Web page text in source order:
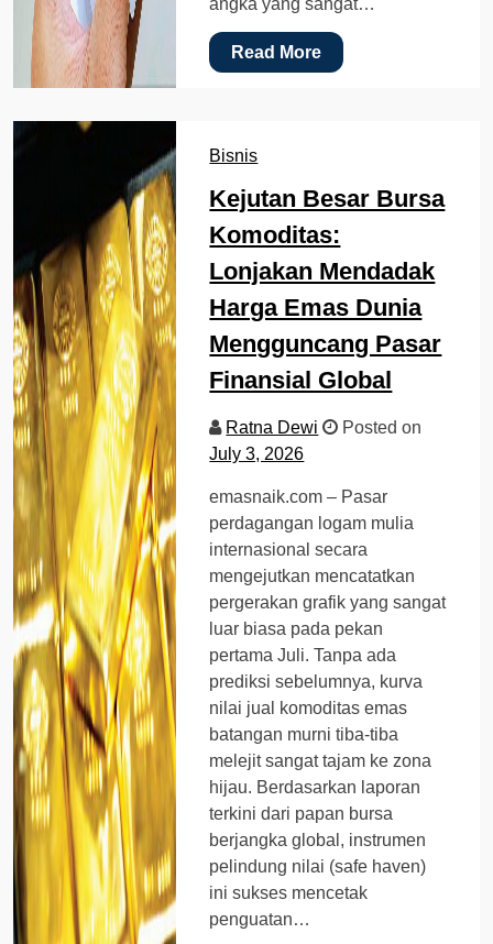
Read More
Bisnis
Kejutan Besar Bursa
Komoditas:
Lonjakan Mendadak
Harga Emas Dunia
Mengguncang Pasar
Finansial Global
Ratna Dewi
Posted on
July 3, 2026
emasnaik.com – Pasar
perdagangan logam mulia
internasional secara
mengejutkan mencatatkan
pergerakan grafik yang sangat
luar biasa pada pekan
pertama Juli. Tanpa ada
prediksi sebelumnya, kurva
nilai jual komoditas emas
batangan murni tiba-tiba
melejit sangat tajam ke zona
hijau. Berdasarkan laporan
terkini dari papan bursa
berjangka global, instrumen
pelindung nilai (safe haven)
ini sukses mencetak
penguatan…